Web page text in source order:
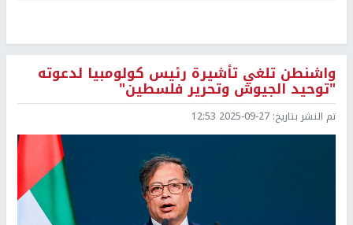
واشنطن تلغي تأشيرة رئيس كولومبيا لدعوته
"توحيد الجيوش وتحرير فلسطين"
تم النشر بتاريخ: 2025-09-27 12:53